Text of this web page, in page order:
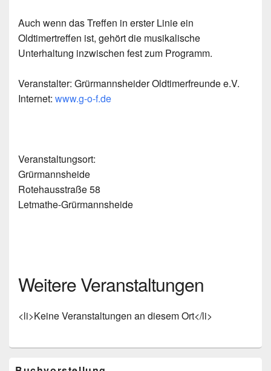
Auch wenn das Treffen in erster Linie ein
Oldtimertreffen ist, gehört die musikalische
Unterhaltung inzwischen fest zum Programm.
Veranstalter: Grürmannsheider Oldtimerfreunde e.V.
Internet: www.g-o-f.de
Veranstaltungsort:
Grürmannsheide
Rotehausstraße 58
Letmathe-Grürmannsheide
Weitere Veranstaltungen
<li>Keine Veranstaltungen an diesem Ort</li>